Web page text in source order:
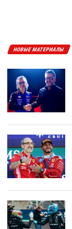
НОВЫЕ МАТЕРИАЛЫ